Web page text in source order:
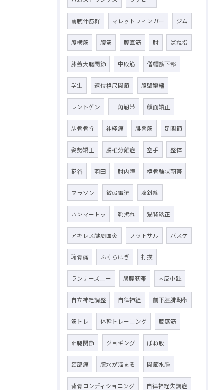
前腕伸筋群 マレットフィンガー ジム
腹横筋 腹筋 腹直筋 肘 ばね指
膝蓋大腿関節 中殿筋 僧帽筋下部
学生 遠位橈尺関節 腹壁攣縮
レントゲン 三角靭帯 顔面矯正
腓骨骨折 神経痛 腓骨筋 足関節
姿勢矯正 腰椎分離症 空手 整体
糀谷 羽田 肘内障 橈骨輪状靭帯
マラソン 微弱電流 腹斜筋
ハンマートゥ 靴擦れ 猫背矯正
アキレス腱周囲炎 フットサル バスケ
恥骨痛 ふくらはぎ 打撲
ランナーズニー 腸脛靭帯 内反小趾
自立神経調整 自律神経 前下脛腓靭帯
筋トレ 体幹トレーニング 膝窩筋
距腿関節 ジョギング ばね股
頸部痛 膝水が溜まる 関節水腫
背骨コンディショニング 自律神経失調症